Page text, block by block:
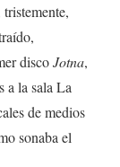
discoJotna,
a la sala La
de medios
sonaba el